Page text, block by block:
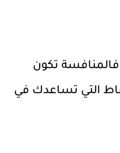
تكون
التي تساعدك في